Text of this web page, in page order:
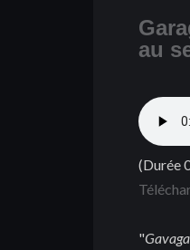
au
(Durée
"